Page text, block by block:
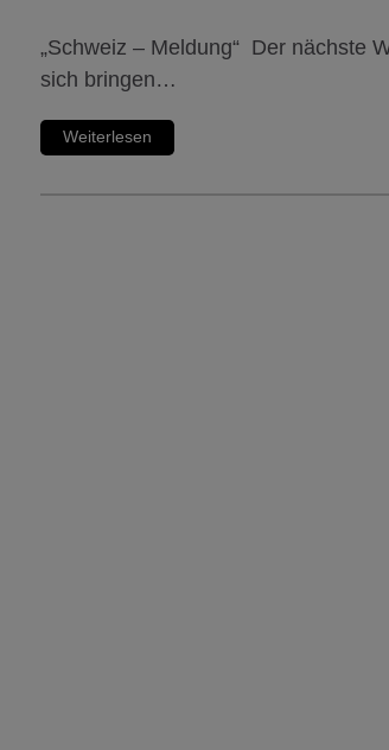
„Schweiz – Meldung“ Der nächste
sich bringen…
Weiterlesen